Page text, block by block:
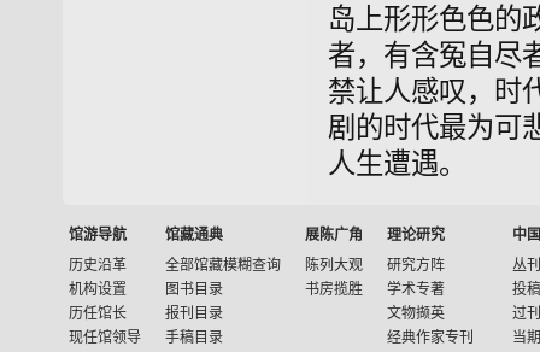
岛上形形色色的
者，有含冤自尽
禁让人感叹，时
剧的时代最为可
人生遭遇。
馆游导航
历史沿革
机构设置
历任馆长
现任馆领导
馆藏通典
全部馆藏模糊查询
图书目录
报刊目录
手稿目录
展陈广角
陈列大观
书房揽胜
理论研究
研究方阵
学术专著
文物撷英
经典作家专刊
中
丛
投
过
当